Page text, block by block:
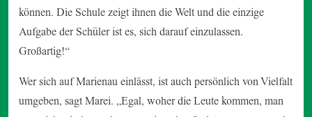
können. Die Schule zeigt ihnen die Welt und die einzige
Aufgabe der Schüler ist es, sich darauf einzulassen.
Großartig!“
Wer sich auf Marienau einlässt, ist auch persönlich von Vielfalt
umgeben, sagt Marei. „Egal, woher die Leute kommen, man